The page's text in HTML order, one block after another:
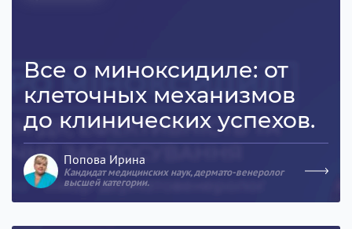
Все о миноксидиле: от
клеточных механизмов
до клинических успехов.
Попова Ирина
Кандидат медицинских наук, дермато-венеролог
высшей категории.